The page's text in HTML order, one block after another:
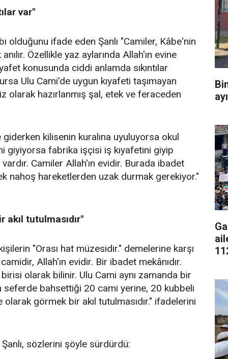
var"
olduğunu ifade eden Şanlı "Camiler, Kâbe'nin
Özellikle yaz aylarında Allah'ın evine
konusunda ciddi anlamda sıkıntılar
Ulu Cami'de uygun kıyafeti taşımayan
olarak hazırlanmış şal, etek ve feraceden
kilisenin kuralına uyuluyorsa okul
giyiyorsa fabrika işçisi iş kıyafetini giyip
Camiler Allah'ın evidir. Burada ibadet
nahoş hareketlerden uzak durmak gerekiyor."
tutulmasıdır"
"Orası hat müzesidir." demelerine karşı
Allah'ın evidir. Bir ibadet mekânıdır.
olarak bilinir. Ulu Cami aynı zamanda bir
seferde bahsettiği 20 cami yerine, 20 kubbeli
görmek bir akıl tutulmasıdır." ifadelerini
sözlerini şöyle sürdürdü: